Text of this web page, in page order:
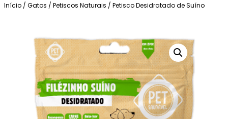
Início / Gatos / Petiscos Naturais / Petisco Desidratado de Suíno